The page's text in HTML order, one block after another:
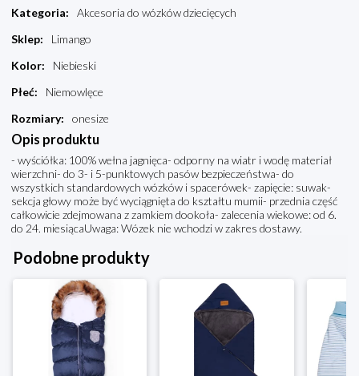
Kategoria:
Akcesoria do wózków dziecięcych
Sklep:
Limango
Kolor:
Niebieski
Płeć:
Niemowlęce
Rozmiary: onesize
Opis produktu
- wyściółka: 100% wełna jagnięca- odporny na wiatr i wodę materiał
wierzchni- do 3- i 5-punktowych pasów bezpieczeństwa- do
wszystkich standardowych wózków i spacerówek- zapięcie: suwak-
sekcja głowy może być wyciągnięta do kształtu mumii- przednia część
całkowicie zdejmowana z zamkiem dookoła- zalecenia wiekowe: od 6.
do 24. miesiącaUwaga: Wózek nie wchodzi w zakres dostawy.
Podobne produkty